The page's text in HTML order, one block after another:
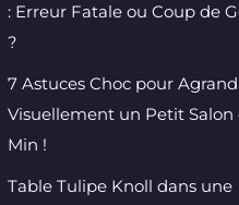
: Erreur Fatale ou Coup de
?
7 Astuces Choc pour
Visuellement un Petit Salon
Min !
Table Tulipe Knoll dans une